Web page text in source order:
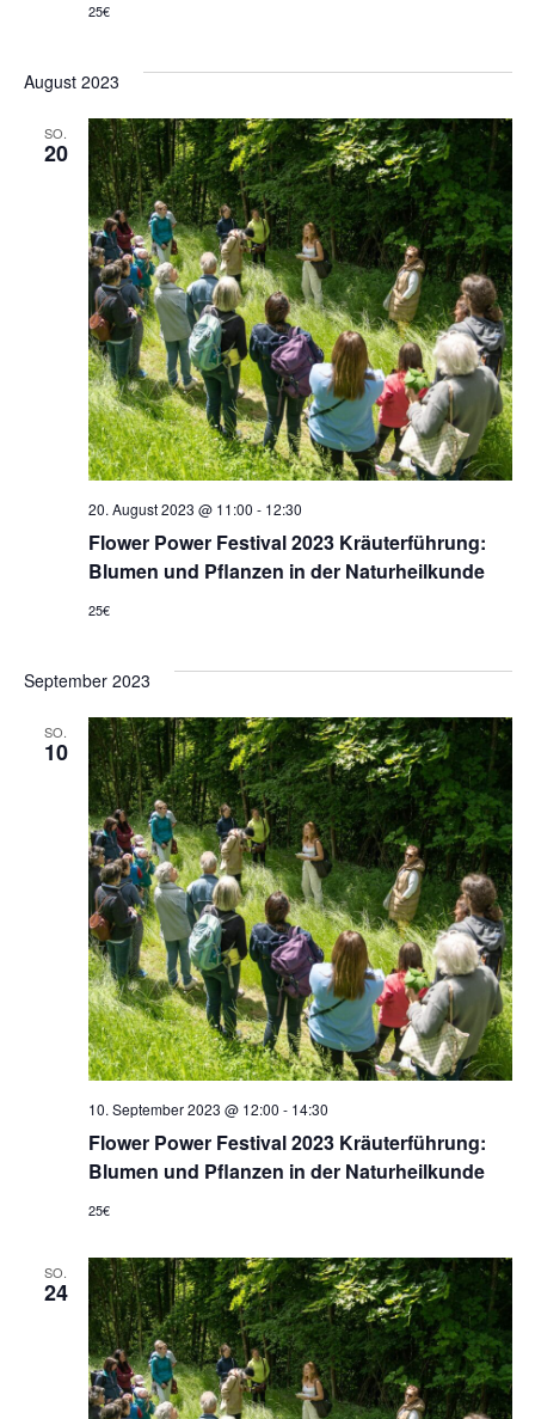
25€
August 2023
SO.
20
Flower Power Festival 2023 Kräuterführung:
Blumen und Pflanzen in der Naturheilkunde
20. August 2023 @ 11:00 - 12:30
25€
September 2023
SO.
10
Flower Power Festival 2023 Kräuterführung:
Blumen und Pflanzen in der Naturheilkunde
10. September 2023 @ 12:00 - 14:30
25€
SO.
24